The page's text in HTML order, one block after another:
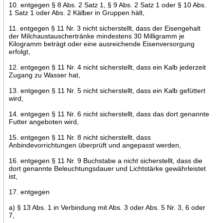
10. entgegen § 8 Abs. 2 Satz 1, § 9 Abs. 2 Satz 1 oder § 10 Abs.
1 Satz 1 oder Abs. 2 Kälber in Gruppen hält,
11. entgegen § 11 Nr. 3 nicht sicherstellt, dass der Eisengehalt
der Milchaustauschertränke mindestens 30 Milligramm je
Kilogramm beträgt oder eine ausreichende Eisenversorgung
erfolgt,
12. entgegen § 11 Nr. 4 nicht sicherstellt, dass ein Kalb jederzeit
Zugang zu Wasser hat,
13. entgegen § 11 Nr. 5 nicht sicherstellt, dass ein Kalb gefüttert
wird,
14. entgegen § 11 Nr. 6 nicht sicherstellt, dass das dort genannte
Futter angeboten wird,
15. entgegen § 11 Nr. 8 nicht sicherstellt, dass
Anbindevorrichtungen überprüft und angepasst werden,
16. entgegen § 11 Nr. 9 Buchstabe a nicht sicherstellt, dass die
dort genannte Beleuchtungsdauer und Lichtstärke gewährleistet
ist,
17. entgegen
a) § 13 Abs. 1 in Verbindung mit Abs. 3 oder Abs. 5 Nr. 3, 6 oder
7,